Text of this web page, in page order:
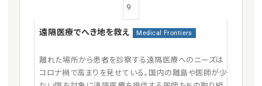
9
遠隔医療でへき地を救え Medical Frontiers
離れた場所から患者を診察する遠隔医療へのニーズは
コロナ禍で高まりを見せている。国内の離島や医師が少